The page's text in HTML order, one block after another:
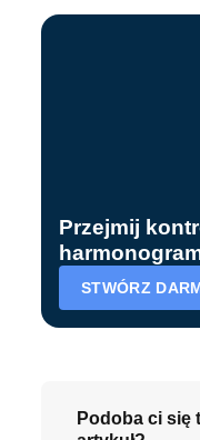
Przejmij
STWÓRZ
Podoba ci się